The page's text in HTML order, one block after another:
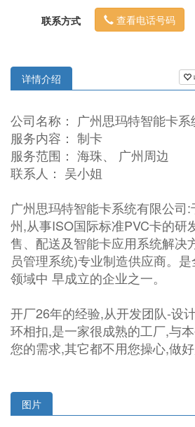
联系方式
查看电话号码
详情介绍
公司名称： 广州思玛特智能卡系
服务内容： 制卡
服务范围： 海珠、 广州周边
联系人： 吴小姐
广州思玛特智能卡系统有限公司
州,从事ISO国际标准PVC卡的研
售、配送及智能卡应用系统解决
员管理系统)专业制造供应商。
领域中 早成立的企业之一。
开厂26年的经验,从开发团队-设
环相扣,是一家很成熟的工厂,与
您的需求,其它都不用您操心,做
图片